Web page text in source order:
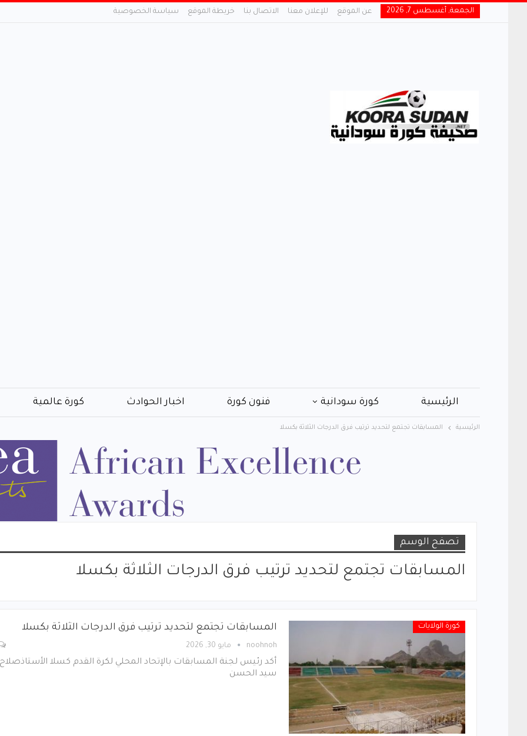
الجمعة, أغسطس 7, 2026 عن الموقع للإعلان معنا الاتصال بنا خريطة الموقع سياسة الخصوصية
الرئيسية كورة سودانية فنون كورة اخبار الحوادث كورة عالمية
الرئيسية المسابقات تجتمع لتحديد ترتيب فرق الدرجات الثلاثة بكسلا
تصفح الوسم
المسابقات تجتمع لتحديد ترتيب فرق الدرجات الثلاثة بكسلا
كورة الولايات المسابقات تجتمع لتحديد ترتيب فرق الدرجات الثلاثة بكسلا
noohnoh مايو 30, 2026
أكد رئيس لجنة المسابقات بالإتحاد المحلي لكرة القدم كسلا الأستاذصلاح
سيد الحسن